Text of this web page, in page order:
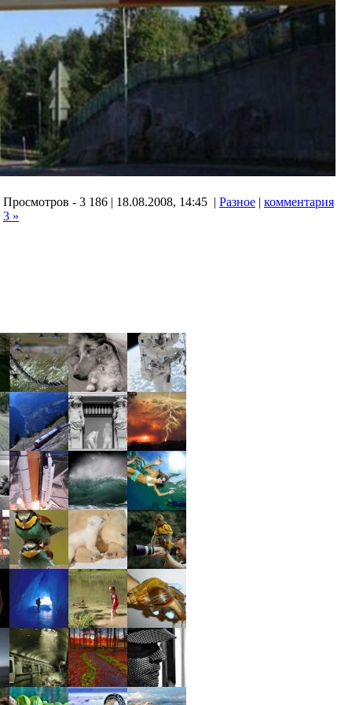
Просмотров - 3 186 | 18.08.2008, 14:45 | Разное | комментария
3 »